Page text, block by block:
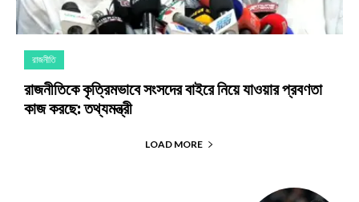
রাজনীতি
রাজনীতিকে কৃত্রিমভাবে সংসদের বাইরে নিয়ে যাওয়ার প্রবণতা
কাজ করছে: তথ্যমন্ত্রী
LOAD MORE